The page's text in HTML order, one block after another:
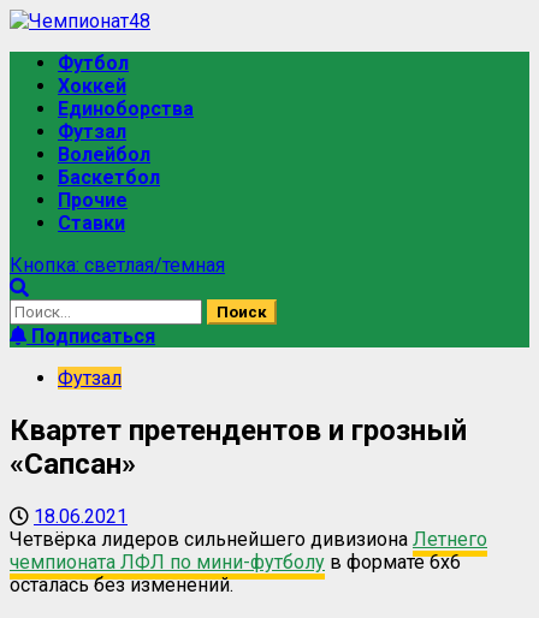
Футбол
Хоккей
Единоборства
Футзал
Волейбол
Баскетбол
Прочие
Ставки
Кнопка: светлая/темная
Подписаться
Футзал
Квартет претендентов и грозный
«Сапсан»
18.06.2021
Четвёрка лидеров сильнейшего дивизиона Летнего
чемпионата ЛФЛ по мини-футболу в формате 6х6
осталась без изменений.